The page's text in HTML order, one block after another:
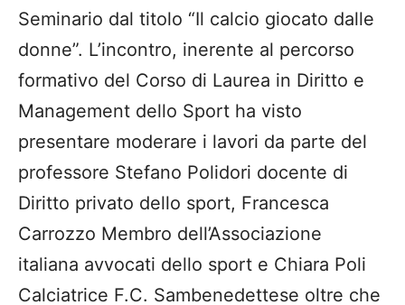
Seminario dal titolo “Il calcio giocato dalle
donne”. L’incontro, inerente al percorso
formativo del Corso di Laurea in Diritto e
Management dello Sport ha visto
presentare moderare i lavori da parte del
professore Stefano Polidori docente di
Diritto privato dello sport, Francesca
Carrozzo Membro dell’Associazione
italiana avvocati dello sport e Chiara Poli
Calciatrice F.C. Sambenedettese oltre che